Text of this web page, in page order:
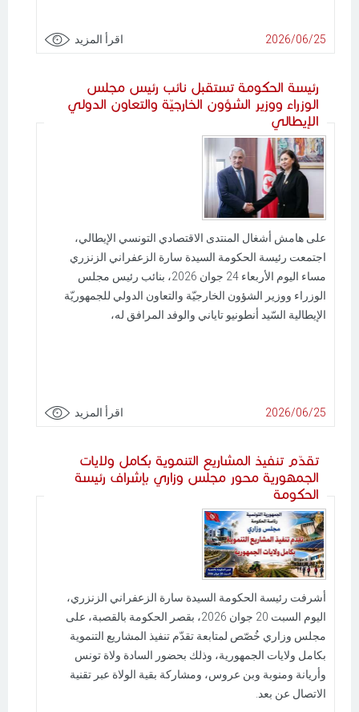
2026/06/25 اقرأ المزيد
رئيسة الحكومة تستقبل نائب رئيس مجلس
الوزراء ووزير الشؤون الخارجيّة والتعاون الدولي
الإيطالي
على هامش أشغال المنتدى الاقتصادي التونسي الإيطالي،
اجتمعت رئيسة الحكومة السيدة سارة الزعفراني الزنزري
مساء اليوم الأربعاء 24 جوان 2026، بنائب رئيس مجلس
الوزراء ووزير الشؤون الخارجيّة والتعاون الدولي للجمهوريّة
الإيطالية السّيد أنطونيو تاياني والوفد المرافق له،
2026/06/25 اقرأ المزيد
تقدّم تنفيذ المشاريع التنموية بكامل ولايات
الجمهورية محور مجلس وزاري بإشراف رئيسة
الحكومة
أشرفت رئيسة الحكومة السيدة سارة الزعفراني الزنزري،
اليوم السبت 20 جوان 2026، بقصر الحكومة بالقصبة، على
مجلس وزاري خُصّص لمتابعة تقدّم تنفيذ المشاريع التنموية
بكامل ولايات الجمهورية، وذلك بحضور السادة ولاة تونس
وأريانة ومنوبة وبن عروس، ومشاركة بقية الولاة عبر تقنية
الاتصال عن بعد.